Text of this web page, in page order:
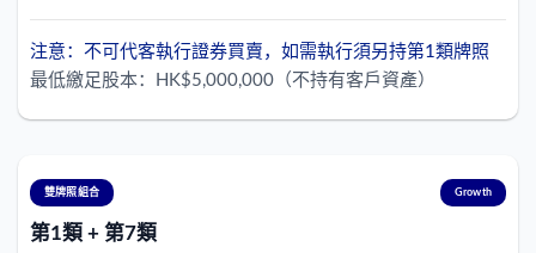
注意：不可代客執行證券買賣，如需執行須另持第1類牌照
最低繳足股本：HK$5,000,000（不持有客戶資產）
雙牌照組合 Growth
第1類 + 第7類